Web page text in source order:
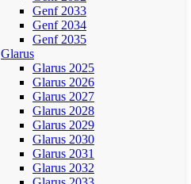
Genf 2033
Genf 2034
Genf 2035
Glarus
Glarus 2025
Glarus 2026
Glarus 2027
Glarus 2028
Glarus 2029
Glarus 2030
Glarus 2031
Glarus 2032